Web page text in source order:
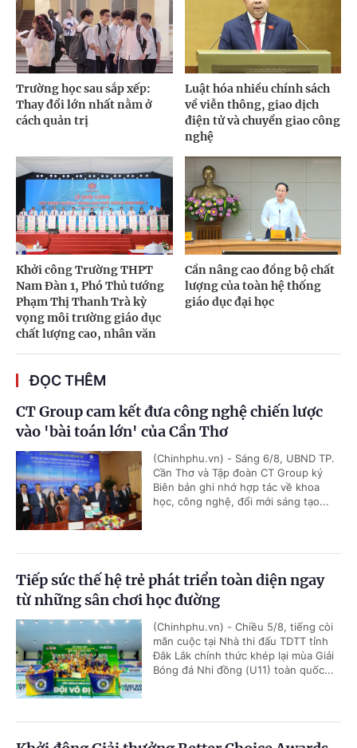
Trường học sau sắp xếp:
Thay đổi lớn nhất nằm ở
cách quản trị
Luật hóa nhiều chính sách
về viễn thông, giao dịch
điện tử và chuyển giao công
nghệ
Khởi công Trường THPT
Nam Đàn 1, Phó Thủ tướng
Phạm Thị Thanh Trà kỳ
vọng môi trường giáo dục
chất lượng cao, nhân văn
Cần nâng cao đồng bộ chất
lượng của toàn hệ thống
giáo dục đại học
ĐỌC THÊM
CT Group cam kết đưa công nghệ chiến lược
vào 'bài toán lớn' của Cần Thơ
(Chinhphu.vn) - Sáng 6/8, UBND TP.
Cần Thơ và Tập đoàn CT Group ký
Biên bản ghi nhớ hợp tác về khoa
học, công nghệ, đổi mới sáng tạo...
Tiếp sức thế hệ trẻ phát triển toàn diện ngay
từ những sân chơi học đường
(Chinhphu.vn) - Chiều 5/8, tiếng còi
mãn cuộc tại Nhà thi đấu TDTT tỉnh
Đắk Lắk chính thức khép lại mùa Giải
Bóng đá Nhi đồng (U11) toàn quốc...